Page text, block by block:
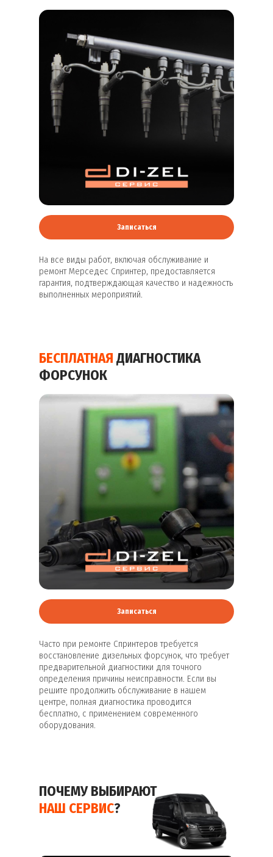
На все виды работ, включая обслуживание и
ремонт Мерседес Спринтер, предоставляется
гарантия, подтверждающая качество и надежность
выполненных мероприятий.
Записаться
Часто при ремонте Спринтеров требуется
восстановление дизельных форсунок, что требует
предварительной диагностики для точного
определения причины неисправности. Если вы
решите продолжить обслуживание в нашем
центре, полная диагностика проводится
бесплатно, с применением современного
оборудования.
БЕСПЛАТНАЯ ДИАГНОСТИКА
ФОРСУНОК
Записаться
ПОЧЕМУ ВЫБИРАЮТ
НАШ СЕРВИС?